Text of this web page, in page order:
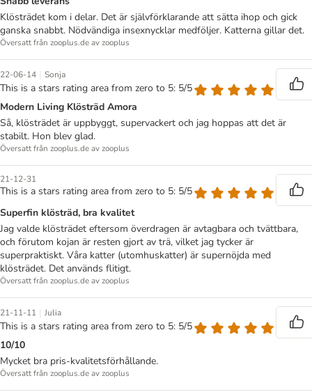
Klösträdet kom i delar. Det är självförklarande att sätta ihop och gick
ganska snabbt. Nödvändiga insexnycklar medföljer. Katterna gillar det.
Översatt från zooplus.de av zooplus
22-06-14 | Sonja
This is a stars rating area from zero to 5: 5/5
Modern Living Klösträd Amora
Så, klösträdet är uppbyggt, supervackert och jag hoppas att det är
stabilt. Hon blev glad.
Översatt från zooplus.de av zooplus
21-12-31
This is a stars rating area from zero to 5: 5/5
Superfin klösträd, bra kvalitet
Jag valde klösträdet eftersom överdragen är avtagbara och tvättbara,
och förutom kojan är resten gjort av trä, vilket jag tycker är
superpraktiskt. Våra katter (utomhuskatter) är supernöjda med
klösträdet. Det används flitigt.
Översatt från zooplus.de av zooplus
21-11-11 | Julia
This is a stars rating area from zero to 5: 5/5
10/10
Mycket bra pris-kvalitetsförhållande.
Översatt från zooplus.de av zooplus